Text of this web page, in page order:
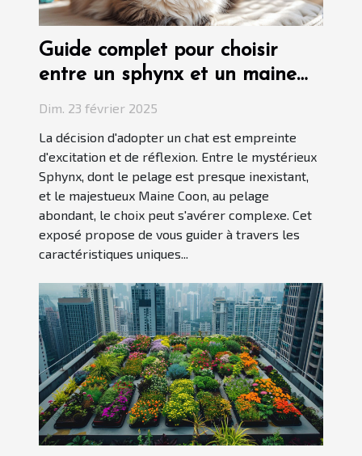
Guide complet pour choisir
entre un sphynx et un maine
Dim. 23 février 2025
La décision d'adopter un chat est empreinte
d'excitation et de réflexion. Entre le mystérieux
Sphynx, dont le pelage est presque inexistant,
et le majestueux Maine Coon, au pelage
abondant, le choix peut s'avérer complexe. Cet
exposé propose de vous guider à travers les
caractéristiques uniques...